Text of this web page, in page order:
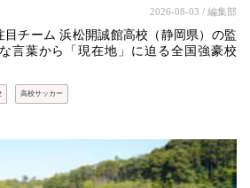
2026-08-03 / 編集部
チーム 浜松開誠館高校（静岡県）の監
言葉から「現在地」に迫る全国強豪校
高校サッカー